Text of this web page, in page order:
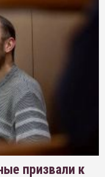
призвали к